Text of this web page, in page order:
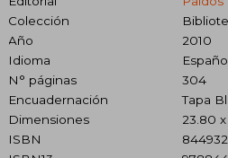
Colección
Año
2010
Idioma
N° páginas
304
Encuadernación
Tapa
Dimensiones
23.80
ISBN